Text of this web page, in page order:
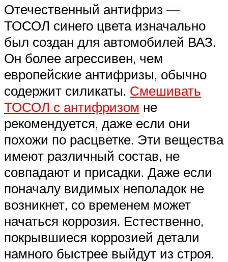
Отечественный антифриз —
ТОСОЛ синего цвета изначально
был создан для автомобилей ВАЗ.
Он более агрессивен, чем
европейские антифризы, обычно
содержит силикаты. Смешивать
ТОСОЛ с антифризом не
рекомендуется, даже если они
похожи по расцветке. Эти вещества
имеют различный состав, не
совпадают и присадки. Даже если
поначалу видимых неполадок не
возникнет, со временем может
начаться коррозия. Естественно,
покрывшиеся коррозией детали
намного быстрее выйдут из строя.